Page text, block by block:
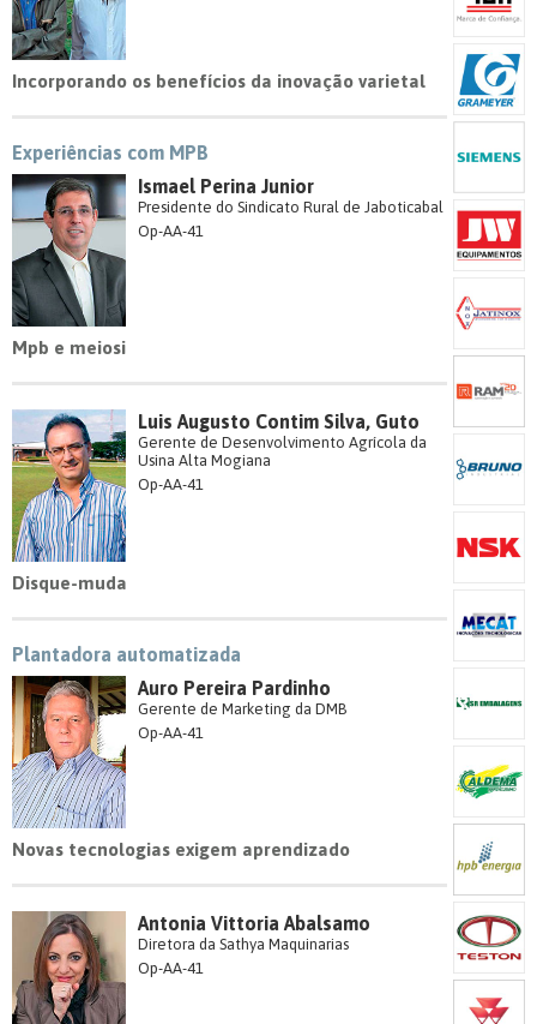
Incorporando os benefícios da inovação varietal
Experiências com MPB
Ismael Perina Junior
Presidente do Sindicato Rural de Jaboticabal
Op-AA-41
Mpb e meiosi
Luis Augusto Contim Silva, Guto
Gerente de Desenvolvimento Agrícola da
Usina Alta Mogiana
Op-AA-41
Disque-muda
Plantadora automatizada
Auro Pereira Pardinho
Gerente de Marketing da DMB
Op-AA-41
Novas tecnologias exigem aprendizado
Antonia Vittoria Abalsamo
Diretora da Sathya Maquinarias
Op-AA-41